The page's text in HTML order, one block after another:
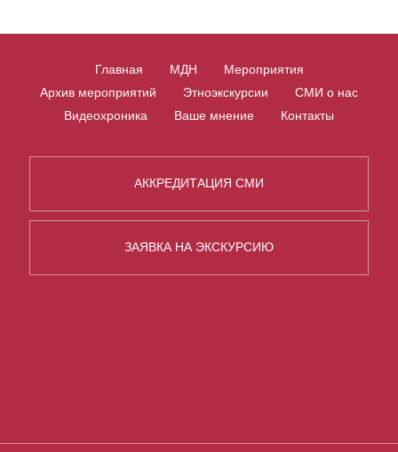
Главная МДН
Мероприятия
Архив мероприятий
Этноэкскурсии
СМИ о нас
Видеохроника
Ваше мнение Контакты
АККРЕДИТАЦИЯ СМИ
ЗАЯВКА НА ЭКСКУРСИЮ